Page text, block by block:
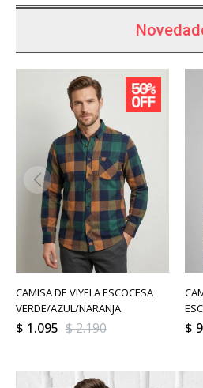
CAMISA DE VIYELA ESCOCESA
VERDE/AZUL/NARANJA
$ 1.095 $2.190 $